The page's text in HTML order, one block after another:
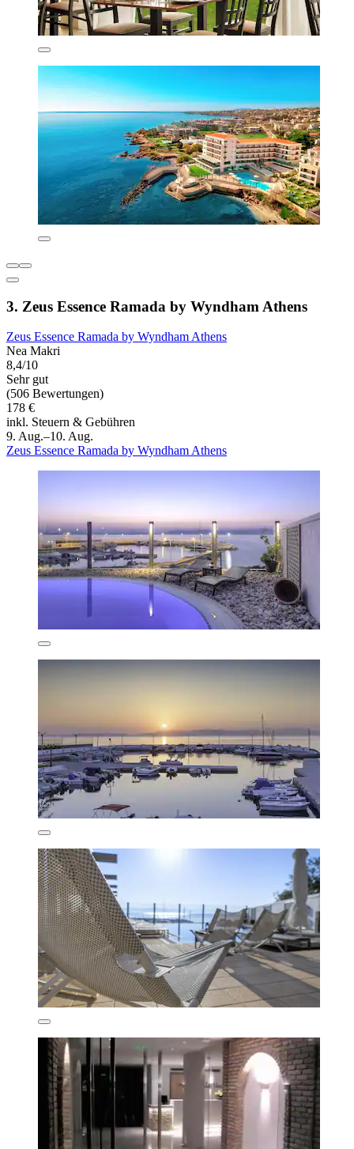
3. Zeus Essence Ramada by Wyndham Athens
Zeus Essence Ramada by Wyndham Athens
Nea Makri
8,4/10
Sehr gut
(506 Bewertungen)
178 €
inkl. Steuern & Gebühren
9. Aug.–10. Aug.
Zeus Essence Ramada by Wyndham Athens